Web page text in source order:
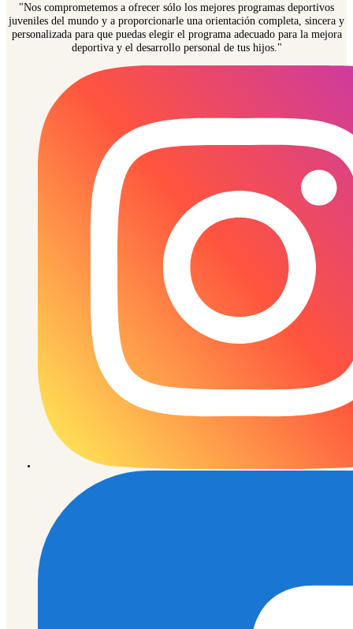
"Nos comprometemos a ofrecer sólo los mejores programas deportivos
juveniles del mundo y a proporcionarle una orientación completa, sincera y
personalizada para que puedas elegir el programa adecuado para la mejora
deportiva y el desarrollo personal de tus hijos."